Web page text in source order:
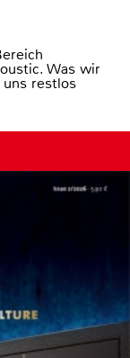
Was wir
restlos